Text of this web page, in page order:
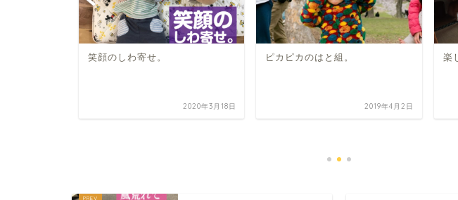
笑顔のしわ寄せ。
2020年3月18日
ピカピカのはと組。
2019年4月2日
楽